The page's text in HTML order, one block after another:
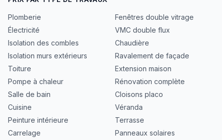
Plomberie
Électricité
Isolation des combles
Isolation murs extérieurs
Toiture
Pompe à chaleur
Salle de bain
Cuisine
Peinture intérieure
Carrelage
Fenêtres double vitrage
VMC double flux
Chaudière
Ravalement de façade
Extension maison
Rénovation complète
Cloisons placo
Véranda
Terrasse
Panneaux solaires